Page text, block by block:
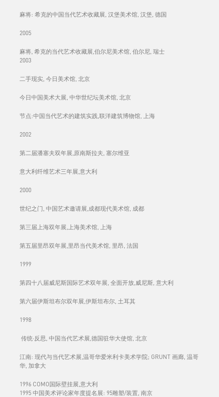
麻将: 希克的中国当代艺术收藏展, 汉堡美术馆, 汉堡, 德国
2005
麻将, 希克的当代艺术收藏展,伯尔尼美术馆, 伯尔尼, 瑞士
2003
二手现实, 今日美术馆, 北京
今日中国美术大展, 中华世纪坛美术馆, 北京
节点:中国当代艺术的建筑实践,联洋建筑博物馆, 上海
2002
第二届潘塞夫双年展,原南斯拉夫, 塞尔维亚
意大利纤维艺术三年展,意大利
2000
世纪之门, 中国艺术邀请展,成都现代美术馆, 成都
第三届上海双年展,上海美术馆, 上海
第五届里昂双年展,里昂当代美术馆, 里昂, 法国
1999
第四十八届威尼斯国际艺术双年展, 全面开放,威尼斯, 意大利
第六届伊斯坦布尔双年展,伊斯坦布尔, 土耳其
1998
传统·反思, 中国当代艺术展,德国驻华大使馆, 北京
江南: 现代与当代艺术展,温哥华爱米利卡美术学院; GRUNT 画廊, 温哥
华, 加拿大
1996 COMO国际壁挂展,意大利
1995 中国美术评论家年度提名展: 95雕塑/装置, 南京